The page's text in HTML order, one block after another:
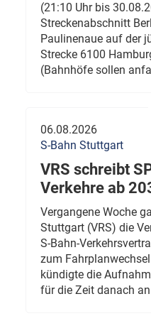
(21:10 Uhr bis
Streckenabschnitt
Paulinenaue auf der
Strecke 6100
(Bahnhöfe sollen
06.08.2026
S-Bahn Stuttgart
VRS schreibt
Verkehre ab
Vergangene Woche
Stuttgart (VRS) die
S-Bahn-
zum
kündigte die
für die Zeit danach